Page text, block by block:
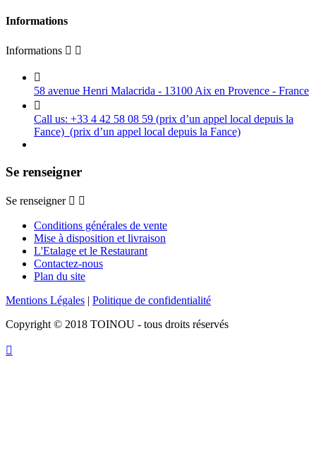
Informations
Informations  

58 avenue Henri Malacrida - 13100 Aix en Provence - France

Call us: +33 4 42 58 08 59 (prix d’un appel local depuis la
Fance) (prix d’un appel local depuis la Fance)
Se renseigner
Se renseigner  
Conditions générales de vente
Mise à disposition et livraison
L'Etalage et le Restaurant
Contactez-nous
Plan du site
Mentions Légales | Politique de confidentialité
Copyright © 2018 TOINOU - tous droits réservés
